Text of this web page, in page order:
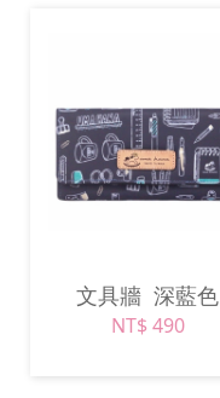
文具牆 深藍色
NT$ 490